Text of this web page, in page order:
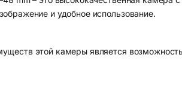
и удобное использование.
этой камеры является